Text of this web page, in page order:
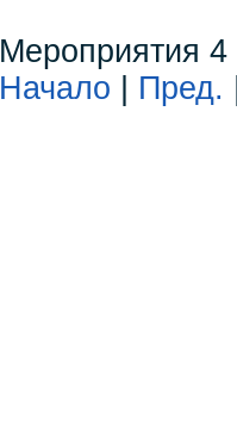
Мероприятия 4
Начало
Пред.